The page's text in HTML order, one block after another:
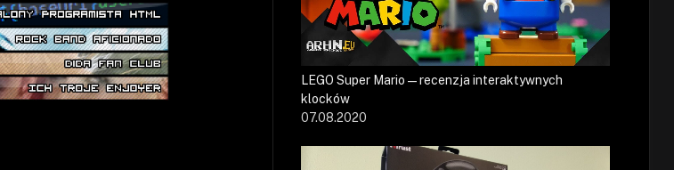
LEGO Super Mario — recenzja interaktywnych
klocków
07.08.2020